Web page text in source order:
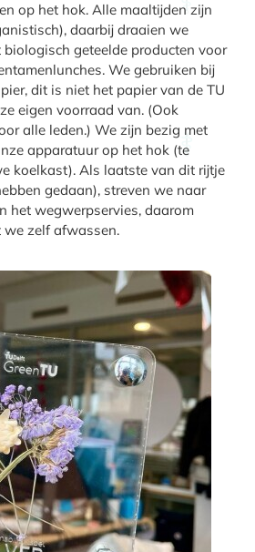
op het hok. Alle maaltijden zijn
daarbij draaien we
geteelde producten voor
We gebruiken bij
dit is niet het papier van de TU
eigen voorraad van. (Ook
alle leden.) We zijn bezig met
apparatuur op het hok (te
koelkast). Als laatste van dit rijtje
gedaan), streven we naar
het wegwerpservies, daarom
zelf afwassen.